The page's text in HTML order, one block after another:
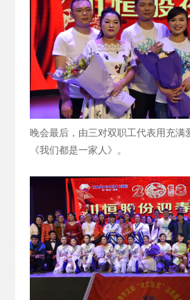
晚会最后，由三对双职工代表用充满
《我们都是一家人》。